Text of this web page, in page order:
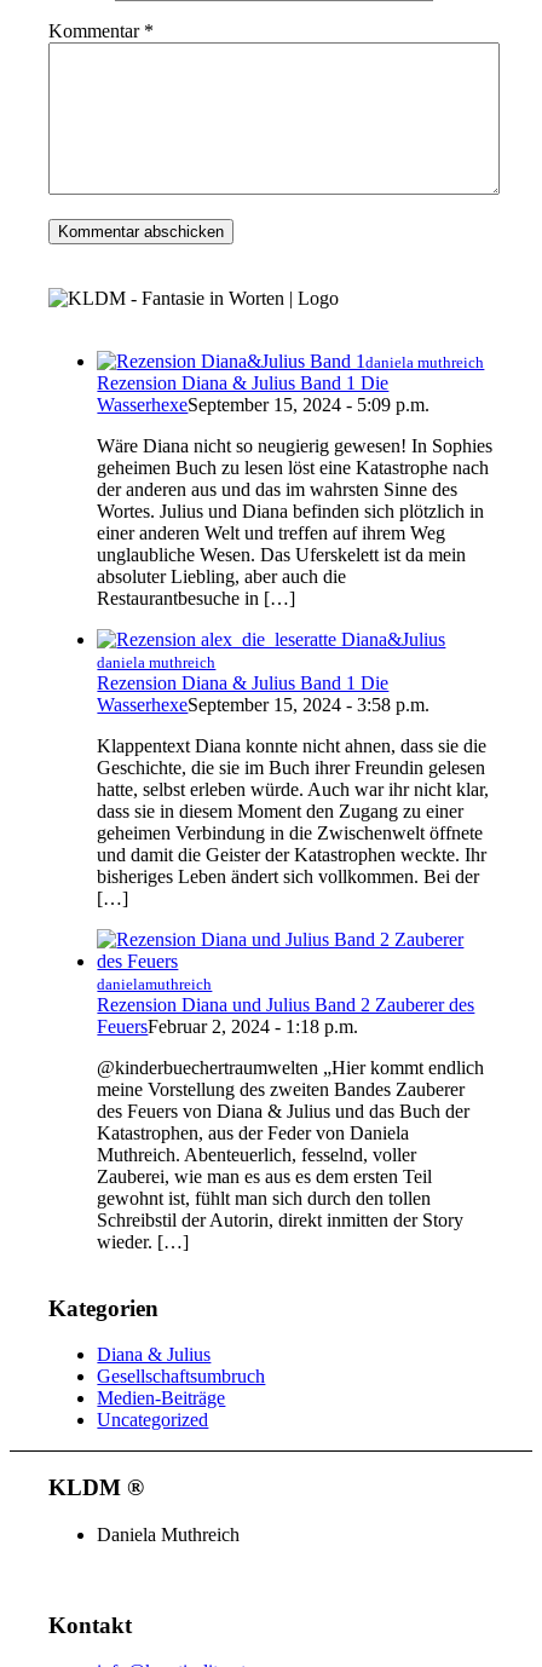
Kommentar *
daniela muthreich
Rezension Diana & Julius Band 1 Die
WasserhexeSeptember 15, 2024 - 5:09 p.m.
Wäre Diana nicht so neugierig gewesen! In Sophies
geheimen Buch zu lesen löst eine Katastrophe nach
der anderen aus und das im wahrsten Sinne des
Wortes. Julius und Diana befinden sich plötzlich in
einer anderen Welt und treffen auf ihrem Weg
unglaubliche Wesen. Das Uferskelett ist da mein
absoluter Liebling, aber auch die
Restaurantbesuche in […]
daniela muthreich
Rezension Diana & Julius Band 1 Die
WasserhexeSeptember 15, 2024 - 3:58 p.m.
Klappentext Diana konnte nicht ahnen, dass sie die
Geschichte, die sie im Buch ihrer Freundin gelesen
hatte, selbst erleben würde. Auch war ihr nicht klar,
dass sie in diesem Moment den Zugang zu einer
geheimen Verbindung in die Zwischenwelt öffnete
und damit die Geister der Katastrophen weckte. Ihr
bisheriges Leben ändert sich vollkommen. Bei der
[…]
danielamuthreich
Rezension Diana und Julius Band 2 Zauberer des
FeuersFebruar 2, 2024 - 1:18 p.m.
@kinderbuechertraumwelten „Hier kommt endlich
meine Vorstellung des zweiten Bandes Zauberer
des Feuers von Diana & Julius und das Buch der
Katastrophen, aus der Feder von Daniela
Muthreich. Abenteuerlich, fesselnd, voller
Zauberei, wie man es aus es dem ersten Teil
gewohnt ist, fühlt man sich durch den tollen
Schreibstil der Autorin, direkt inmitten der Story
wieder. […]
Kategorien
Diana & Julius
Gesellschaftsumbruch
Medien-Beiträge
Uncategorized
KLDM ®
Daniela Muthreich
Kontakt